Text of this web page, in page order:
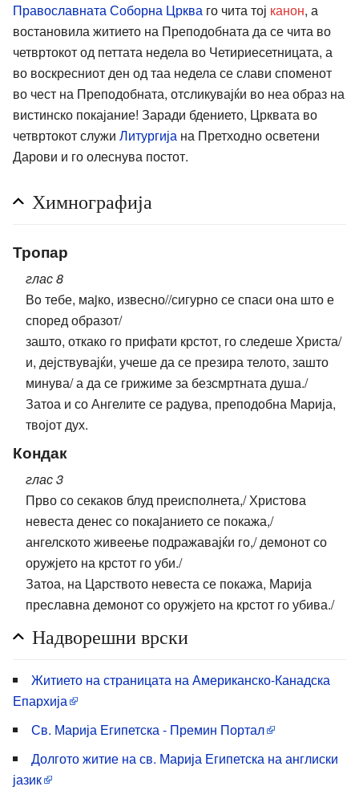
Православната Соборна Црква го чита тој канон, а
востановила житието на Преподобната да се чита во
четвртокот од петтата недела во Четириесетницата, а
во воскресниот ден од таа недела се слави споменот
во чест на Преподобната, отсликувајќи во неа образ на
вистинско покајание! Заради бдението, Црквата во
четвртокот служи Литургија на Претходно осветени
Дарови и го олеснува постот.
Химнографија
Тропар
глас 8
Вo тебе, маjко, извесно//сигурно се спаси она што е
според образот/
зашто, откако го прифати крстот, го следеше Христа/
и, дејствувајќи, учеше да се презира телото, зашто
минува/ а да се грижиме за безсмртната душа./
Затоа и со Ангелите се радува, преподобна Марија,
твојот дух.
Кондак
глас 3
Прво со секаков блуд преисполнета,/ Христова
невеста денес со покаjанието се покажа,/
ангелското живеење подражавајќи го,/ демонот со
оружјето на крстот го уби./
Затоа, на Царството невеста се покажа, Марија
преславна демонот со оружјето на крстот го убива./
Надворешни врски
Житието на страницата на Американско-Канадска
Епархија
Св. Марија Египетска - Премин Портал
Долгото житие на св. Марија Египетска на англиски
јазик